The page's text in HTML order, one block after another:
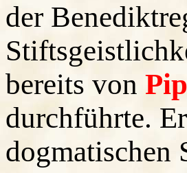
der
bereits von
durchführte.
dogmatischen